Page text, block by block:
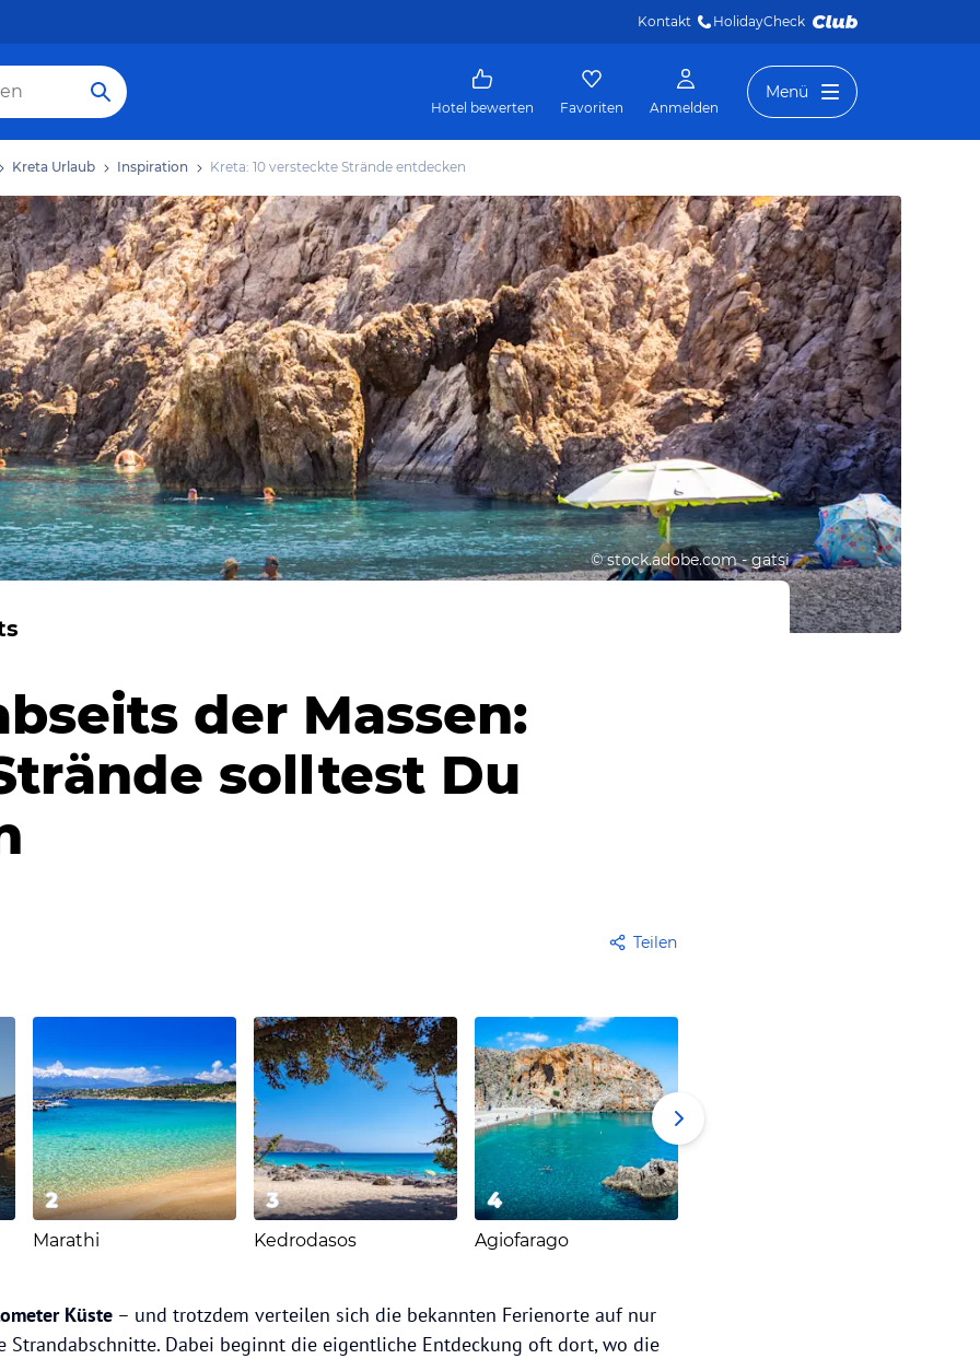
Kontakt HolidayCheck
Hotel bewerten Favoriten Anmelden
Menü
Kreta Urlaub Inspiration Kreta: 10 versteckte Strände entdecken
©stock.adobe.com - gatsi
der Massen:
solltest Du
Teilen
2
Marathi
3
Kedrodasos
4
Agiofarago
Küste – und trotzdem verteilen sich die bekannten Ferienorte auf nur
Strandabschnitte. Dabei beginnt die eigentliche Entdeckung oft dort, wo die